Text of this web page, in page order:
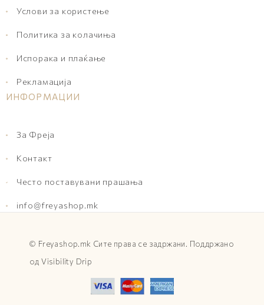
Услови за користење
Политика за колачиња
Испорака и плаќање
Рекламација
ИНФОРМАЦИИ
За Фреја
Контакт
Често поставувани прашања
info@freyashop.mk
© Freyashop.mk Сите права се задржани. Поддржано
одVisibility Drip